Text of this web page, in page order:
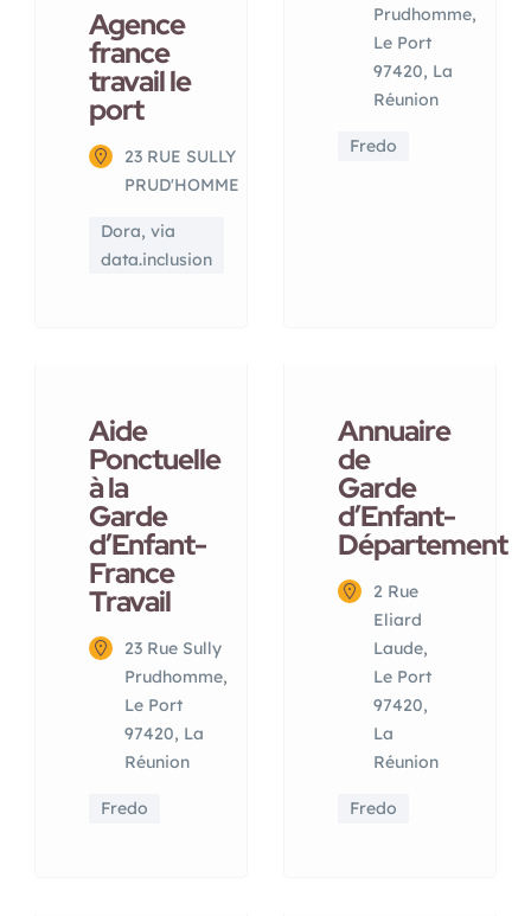
Agence
france
travail le
port
23 RUE SULLY
PRUD'HOMME
Dora, via
data.inclusion
Prudhomme,
Le Port
97420, La
Réunion
Fredo
Aide
Ponctuelle
à la
Garde
d’Enfant-
France
Travail
23 Rue Sully
Prudhomme,
Le Port
97420, La
Réunion
Fredo
Annuaire
de
Garde
d’Enfant-
Département
2 Rue
Eliard
Laude,
Le Port
97420,
La
Réunion
Fredo